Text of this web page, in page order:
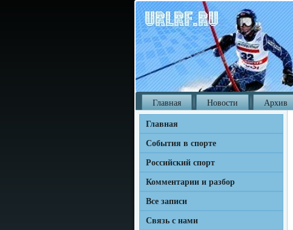
Главная Новости Архив
Главная
События в спорте
Российский спорт
Комментарии и разбор
Все записи
Связь с нами